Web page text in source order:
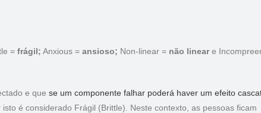
= frágil; Anxious = ansioso; Non-linear = não lineare
e que se um componente falhar poderá haver um efeito
é considerado Frágil (Brittle). Neste contexto, as pessoas ficam